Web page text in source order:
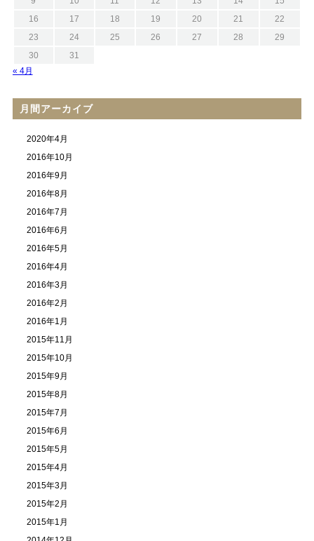
16
17 18 19 20 21
22
23
24 25 26 27 28
29
30
31
« 4月
月間アーカイブ
2020年4月
2016年10月
2016年9月
2016年8月
2016年7月
2016年6月
2016年5月
2016年4月
2016年3月
2016年2月
2016年1月
2015年11月
2015年10月
2015年9月
2015年8月
2015年7月
2015年6月
2015年5月
2015年4月
2015年3月
2015年2月
2015年1月